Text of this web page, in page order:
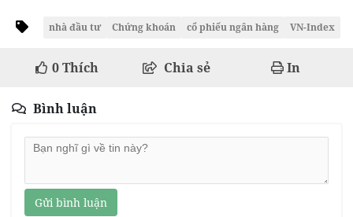
nhà đầu tư Chứng khoán cổ phiếu ngân hàng VN-Index
0Thích Chia sẻ In
Bình luận
Gửi bình luận